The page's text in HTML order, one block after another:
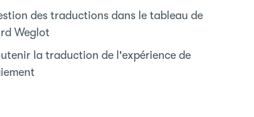
des traductions dans le tableau de
Weglot
la traduction de l'expérience de